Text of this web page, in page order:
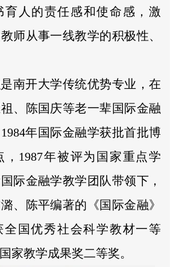
育人的责任感和使命感，激
师从事一线教学的积极性、
南开大学传统优势专业，在
、陈国庆等老一辈国际金融
年国际金融学获批首批博
1987年被评为国家重点学
际金融学教学团队带领下，
、陈平编著的《国际金融》
全国优秀社会科学教材一等
家教学成果奖二等奖。